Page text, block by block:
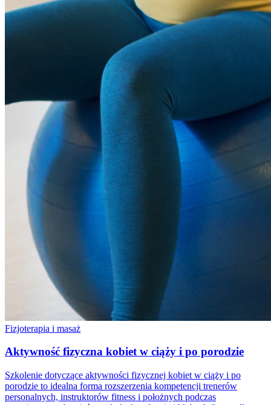
Fizjoterapia i masaż
Aktywność fizyczna kobiet w ciąży i po porodzie
Szkolenie dotyczące aktywności fizycznej kobiet w ciąży i po
porodzie to idealna forma rozszerzenia kompetencji trenerów
personalnych, instruktorów fitness i położnych podczas